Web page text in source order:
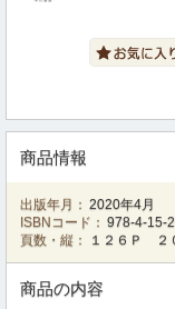
商品情報
出版年月： 2020年4月
ISBNコード： 978-4-15-
頁数・縦：
１２６Ｐ ２
商品の内容